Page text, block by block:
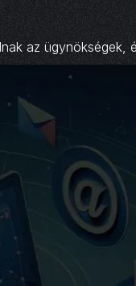
az ügynökségek,